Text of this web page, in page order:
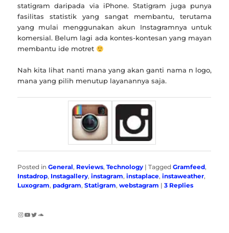
statigram daripada via iPhone. Statigram juga punya
fasilitas statistik yang sangat membantu, terutama
yang mulai menggunakan akun Instagramnya untuk
komersial. Belum lagi ada kontes-kontesan yang mayan
membantu ide motret
Nah kita lihat nanti mana yang akan ganti nama n logo,
mana yang pilih menutup layanannya saja.
Posted in General, Reviews,Technology |Tagged Gramfeed,
Instadrop, Instagallery,instagram,instaplace,instaweather,
Luxogram,padgram,Statigram,webstagram |3 Replies
Instagram
YouTube
Twitter
SoundCloud